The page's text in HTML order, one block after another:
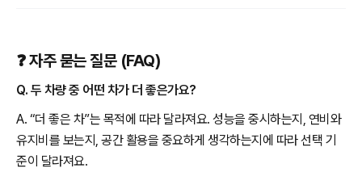
❓ 자주 묻는 질문 (FAQ)
Q. 두 차량 중 어떤 차가 더 좋은가요?
A. “더 좋은 차”는 목적에 따라 달라져요. 성능을 중시하는지, 연비와
유지비를 보는지, 공간 활용을 중요하게 생각하는지에 따라 선택 기
준이 달라져요.